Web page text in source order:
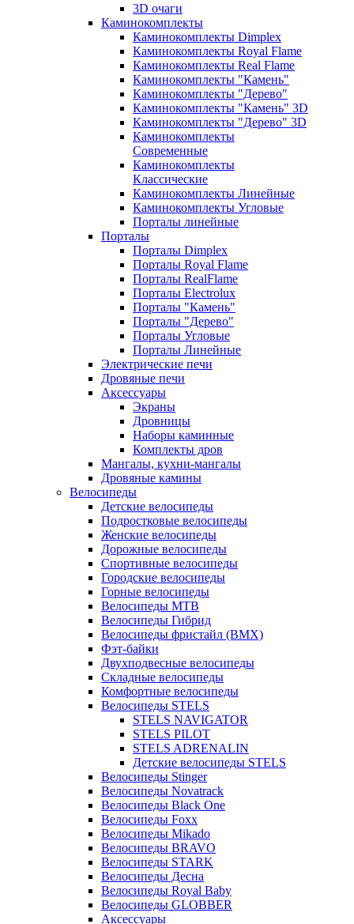
3D очаги
Каминокомплекты
Каминокомплекты Dimplex
Каминокомплекты Royal Flame
Каминокомплекты Real Flame
Каминокомплекты "Камень"
Каминокомплекты "Дерево"
Каминокомплекты "Камень" 3D
Каминокомплекты "Дерево" 3D
Каминокомплекты
Современные
Каминокомплекты
Классические
Каминокомплекты Линейные
Каминокомплекты Угловые
Порталы линейные
Порталы
Порталы Dimplex
Порталы Royal Flame
Порталы RealFlame
Порталы Electrolux
Порталы "Камень"
Порталы "Дерево"
Порталы Угловые
Порталы Линейные
Электрические печи
Дровяные печи
Аксессуары
Экраны
Дровницы
Наборы каминные
Комплекты дров
Мангалы, кухни-мангалы
Дровяные камины
Велосипеды
Детские велосипеды
Подростковые велосипеды
Женские велосипеды
Дорожные велосипеды
Спортивные велосипеды
Городские велосипеды
Горные велосипеды
Велосипеды MTB
Велосипеды Гибрид
Велосипеды фристайл (BMX)
Фэт-байки
Двухподвесные велосипеды
Складные велосипеды
Комфортные велосипеды
Велосипеды STELS
STELS NAVIGATOR
STELS PILOT
STELS ADRENALIN
Детские велосипеды STELS
Велосипеды Stinger
Велосипеды Novatrack
Велосипеды Black One
Велосипеды Foxx
Велосипеды Mikado
Велосипеды BRAVO
Велосипеды STARK
Велосипеды Десна
Велосипеды Royal Baby
Велосипеды GLOBBER
Аксессуары